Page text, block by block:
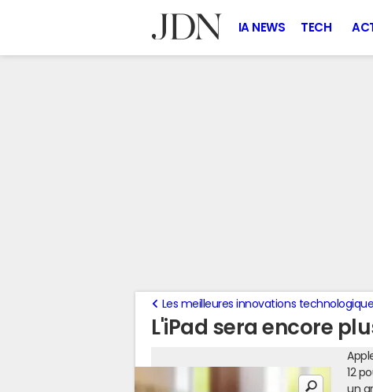
IA NEWS TECH
L'iPad sera encore
Les meilleures innovations
12
un